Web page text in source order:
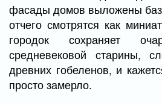
фасады домов выложены
отчего смотрятся как
городок сохраняет
средневековой старины,
древних гобеленов, и
просто замерло.